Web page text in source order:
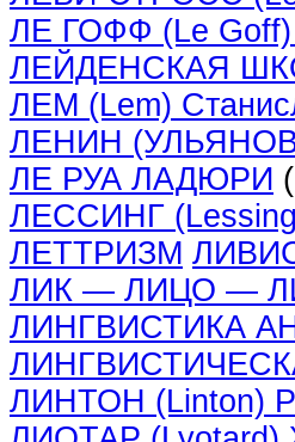
ЛЕ ГОФФ (Le
ЛЕЙДЕНСКАЯ
ЛЕМ (Lem)
ЛЕНИН
ЛЕ РУА ЛАДЮРИ
ЛЕССИНГ
ЛЕТТРИЗМ
ЛИК — ЛИЦО —
ЛИНГВИСТИКА
ЛИНТОН (Linton)